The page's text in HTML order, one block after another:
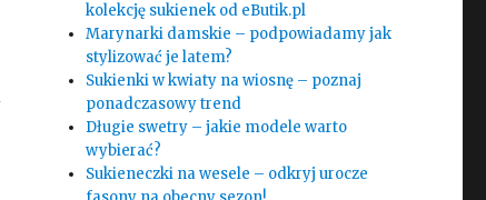
kolekcję sukienek od eButik.pl
Marynarki damskie – podpowiadamy jak
stylizować je latem?
Sukienki w kwiaty na wiosnę – poznaj
ponadczasowy trend
Długie swetry – jakie modele warto
wybierać?
Sukieneczki na wesele – odkryj urocze